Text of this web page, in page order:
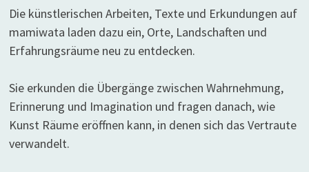
Die künstlerischen Arbeiten, Texte und Erkundungen auf
mamiwata laden dazu ein, Orte, Landschaften und
Erfahrungsräume neu zu entdecken.
Sie erkunden die Übergänge zwischen Wahrnehmung,
Erinnerung und Imagination und fragen danach, wie
Kunst Räume eröffnen kann, in denen sich das Vertraute
verwandelt.